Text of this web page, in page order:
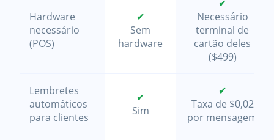
Hardware
necessário
(POS)
✔
Sem
hardware
✔
Necessário
terminal de
cartão deles
($499)
Lembretes
automáticos
para clientes
✔
Sim
✔
Taxa de $0,02
por mensagem